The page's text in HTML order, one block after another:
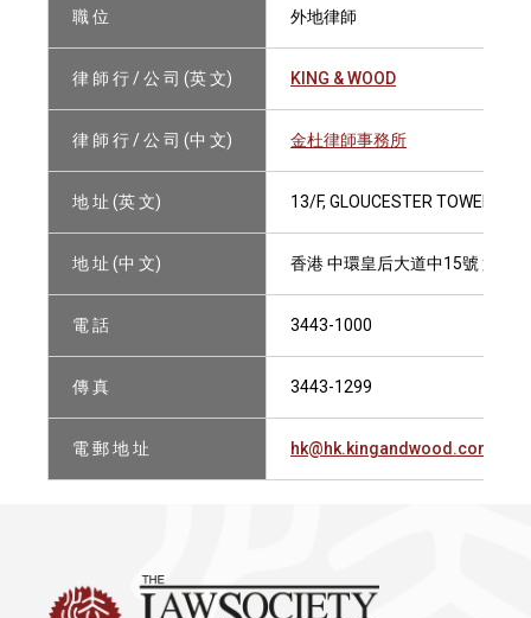
職 位 外地律師
律 師 行 / 公 司 (英 文) KING & WOOD
律 師 行 / 公 司 (中 文) 金杜律師事務所
地 址 (英 文) 13/F, GLOUCESTER TOWER,
地 址 (中 文) 香港 中環皇后大道中15號 置地
電 話 3443-1000
傳 真 3443-1299
電 郵 地 址 hk@hk.kingandwood.com